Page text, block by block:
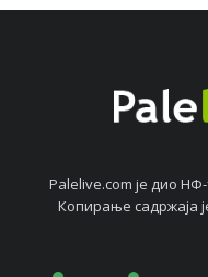
Palelive.com јe дио
Копирањe садржаја